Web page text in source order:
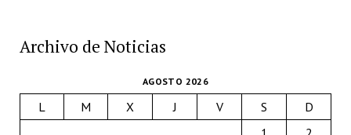
Archivo de Noticias
AGOSTO 2026
L M X J V S
D